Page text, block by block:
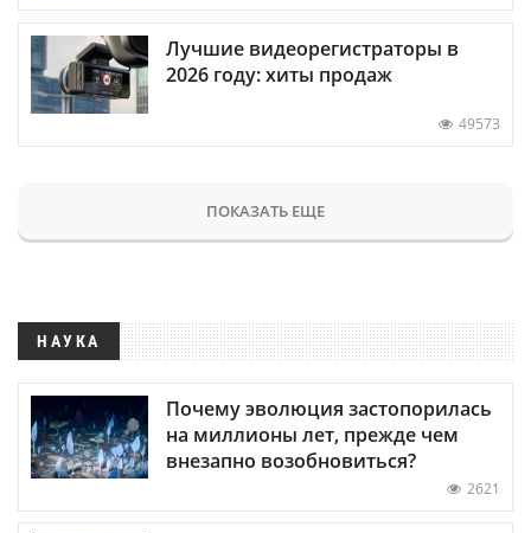
Лучшие видеорегистраторы в
2026 году: хиты продаж
49573
ПОКАЗАТЬ ЕЩЕ
НАУКА
Почему эволюция застопорилась
на миллионы лет, прежде чем
внезапно возобновиться?
2621